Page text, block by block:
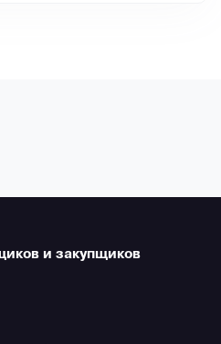
и закупщиков